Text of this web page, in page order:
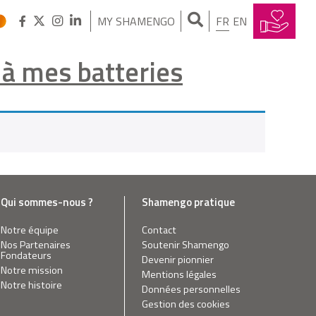
MY SHAMENGO FR EN
mes batteries
Qui sommes-nous ?
Notre équipe
Nos Partenaires
Fondateurs
Notre mission
Notre histoire
Shamengo pratique
Contact
Soutenir Shamengo
Devenir pionnier
Mentions légales
Données personnelles
Gestion des cookies